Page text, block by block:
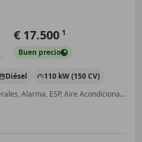
€ 17.500 1
Buen precio
Diésel
110 kW (150 CV)
Asientos deportivos, Airbags laterales, Alarma, ESP, Aire Acondicionado, ABS, Llantas de aleación, Bluetooth